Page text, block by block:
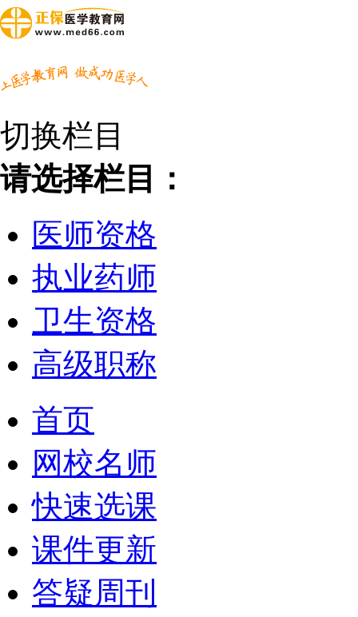
切换栏目
请选择栏目：
医师资格
执业药师
卫生资格
高级职称
首页
网校名师
快速选课
课件更新
答疑周刊